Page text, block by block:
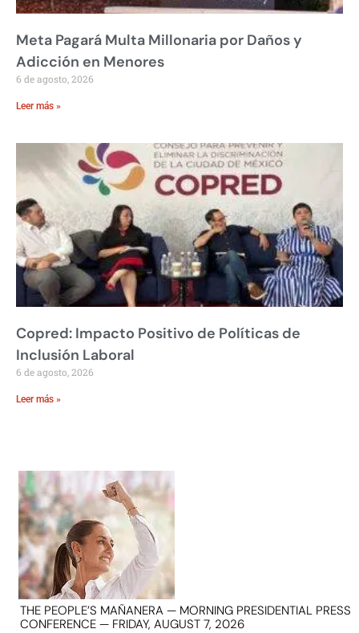
Meta Pagará Multa Millonaria por Daños y
Adicción en Menores
6 de agosto, 2026
Leer más »
Copred: Impacto Positivo de Políticas de
Inclusión Laboral
6 de agosto, 2026
Leer más »
THE PEOPLE’S MAÑANERA — MORNING PRESIDENTIAL PRESS
CONFERENCE — FRIDAY, AUGUST 7, 2026